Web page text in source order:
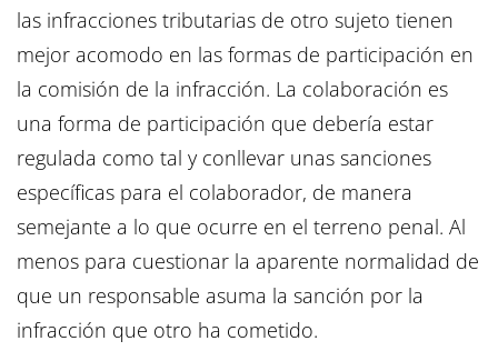
las infracciones tributarias de otro sujeto tienen
mejor acomodo en las formas de participación en
la comisión de la infracción. La colaboración es
una forma de participación que debería estar
regulada como tal y conllevar unas sanciones
específicas para el colaborador, de manera
semejante a lo que ocurre en el terreno penal. Al
menos para cuestionar la aparente normalidad de
que un responsable asuma la sanción por la
infracción que otro ha cometido.